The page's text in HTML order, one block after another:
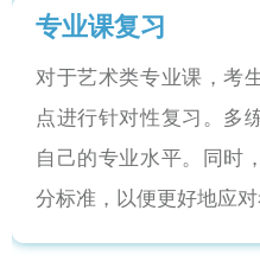
专业课复习
对于艺术类专业课，考
点进行针对性复习。多
自己的专业水平。同时
分标准，以便更好地应对